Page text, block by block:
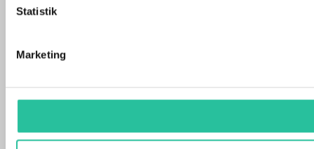
Statistik
Marketing